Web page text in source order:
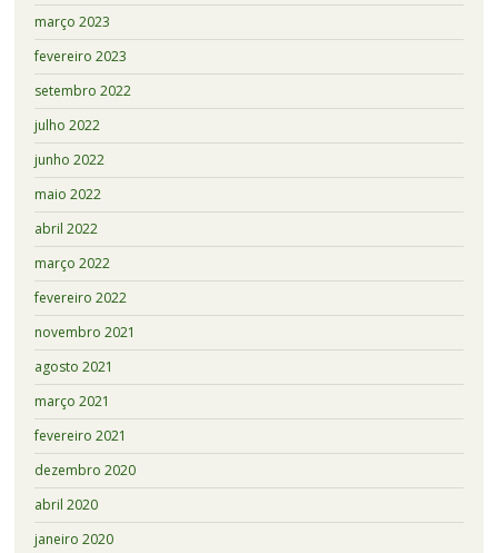
março 2023
fevereiro 2023
setembro 2022
julho 2022
junho 2022
maio 2022
abril 2022
março 2022
fevereiro 2022
novembro 2021
agosto 2021
março 2021
fevereiro 2021
dezembro 2020
abril 2020
janeiro 2020